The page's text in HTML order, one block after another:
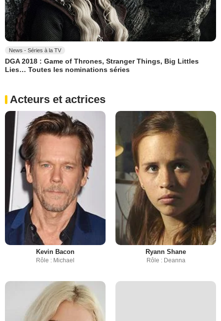
News - Séries à la TV
DGA 2018 : Game of Thrones, Stranger Things, Big Littles
Lies… Toutes les nominations séries
Acteurs et actrices
Kevin Bacon
Rôle : Michael
Ryann Shane
Rôle : Deanna